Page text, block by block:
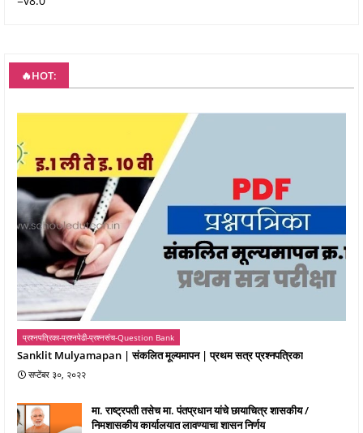
🔥HOT:
प्रश्नपत्रिका-प्रश्नपेढी-प्रश्नसंच-Question Bank
Sanklit Mulyamapan | संकलित मूल्यमापन | प्रथम सत्र प्रश्नपत्रिका
सप्टेंबर ३०, २०२२
मा. राष्ट्रपती तसेच मा. पंतप्रधान यांचे छायाचित्र शासकीय /
निमशासकीय कार्यालयात लावण्याचा शासन निर्णय